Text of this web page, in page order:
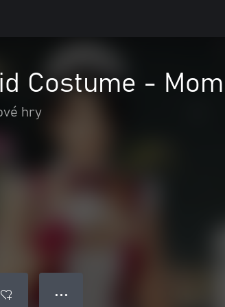
Costume -
hry
● ● ●